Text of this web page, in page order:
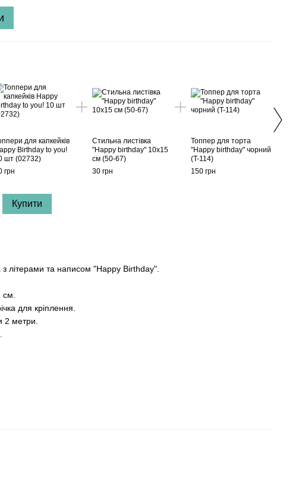
для капкейків
Birthday to you!
шт (02732)
грн
Стильна листівка
"Happy birthday" 10x15
см (50-67)
30 грн
Топпер для торта
"Happy birthday" чорний
(T-114)
150 грн
Купити
з літерами та написом "Happy Birthday".
см.
для кріплення.
2 метри.